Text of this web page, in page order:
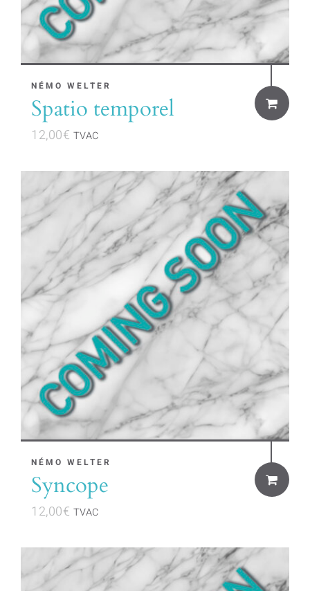
NÉMO WELTER
Spatio temporel
12,00€ TVAC
NÉMO WELTER
Syncope
12,00€ TVAC